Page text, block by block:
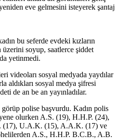
eve gelmesini isteyerek şantaj
bu seferde evdeki kızların
üzerini soyup, saatlerce şiddet
yetinmedi.
videoları sosyal medyada yaydılar
aldıkları sosyal medya şifresi
de an be an yayınladılar.
görüp polise başvurdu. Kadın polis
olurken A.S. (19), H.H.P. (24),
(17), U.A.K. (15), A.A.K. (17) ve
A.S., H.H.P. B.C.B., A.B.